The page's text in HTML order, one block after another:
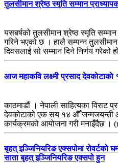
तुलसीमान श्रेष्ठ स्मृति सम्मान
यसबर्षको तुलसीमान श्रेष्ठ स्मृति
गरिने भएको छ । हालै सम्पन्न
दिवसलाई सो सम्मान दिने निर्णय
आज महाकवि लक्ष्मी प्रसाद
काठमाडौं । नेपाली साहित्यका विराट
देवकोटाको एक सय १४ औँ जन्मजयन्ती
कार्यक्रमको आयोजना गरी मनाइँदैछ
बृहत् इञ्जिनियरिङ एक्सपोमा रोवर्टको
साता बृहत् इञ्जिनियरिङ एक्सपो हुन